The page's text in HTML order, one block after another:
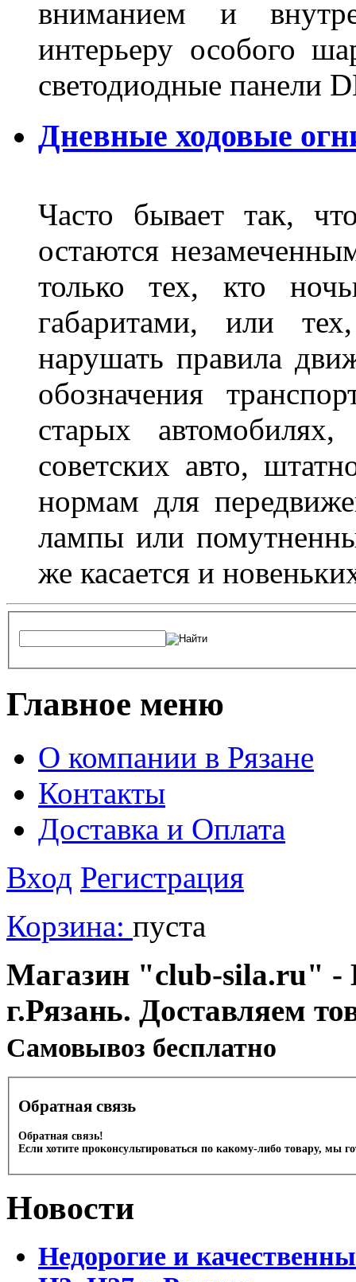
вниманием и
интерьеру особого
светодиодные панели
Дневные ходовые
Часто бывает так,
остаются
только тех, кто
габаритами, или
нарушать правила
обозначения
старых
советских авто,
нормам для
лампы или
же касается и
Главное меню
О компании в Рязане
Контакты
Доставка и Оплата
Вход Регистрация
Корзина: пуста
Магазин "club-sila.ru" -
г.Рязань. Доставляем
Cамовывоз бесплатно
Обратная связь
Обратная связь!
Если хотите проконсультироваться по какому-либо товару, мы
Новости
Недорогие и